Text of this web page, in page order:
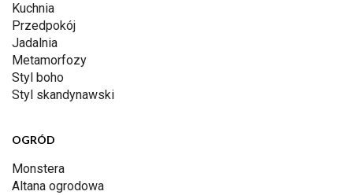
Kuchnia
Przedpokój
Jadalnia
Metamorfozy
Styl boho
Styl skandynawski
OGRÓD
Monstera
Altana ogrodowa